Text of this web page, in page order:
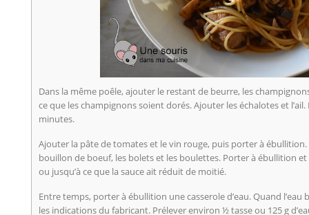
Dans la même poêle, ajouter le restant de beurre, les
ce que les champignons soient dorés. Ajouter les échalotes et
minutes.
Ajouter la pâte de tomates et le vin rouge, puis porter à
bouillon de boeuf, les bolets et les boulettes. Porter à ébullition
ou jusqu’à ce que la sauce ait réduit de moitié.
Entre temps, porter à ébullition une casserole d’eau. Quand l’eau
les indications du fabricant. Prélever environ ½ tasse ou 125 g